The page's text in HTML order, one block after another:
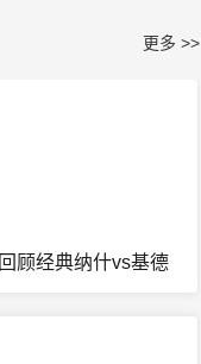
更多 >>
回顾经典纳什vs基德